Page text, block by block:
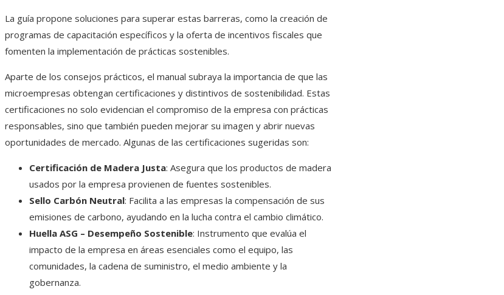
La guía propone soluciones para superar estas barreras, como la creación de
programas de capacitación específicos y la oferta de incentivos fiscales que
fomenten la implementación de prácticas sostenibles.​
Aparte de los consejos prácticos, el manual subraya la importancia de que las
microempresas obtengan certificaciones y distintivos de sostenibilidad. Estas
certificaciones no solo evidencian el compromiso de la empresa con prácticas
responsables, sino que también pueden mejorar su imagen y abrir nuevas
oportunidades de mercado. Algunas de las certificaciones sugeridas son:​
Certificación de Madera Justa: Asegura que los productos de madera
usados por la empresa provienen de fuentes sostenibles.​
Sello Carbón Neutral: Facilita a las empresas la compensación de sus
emisiones de carbono, ayudando en la lucha contra el cambio climático.​
Huella ASG – Desempeño Sostenible: Instrumento que evalúa el
impacto de la empresa en áreas esenciales como el equipo, las
comunidades, la cadena de suministro, el medio ambiente y la
gobernanza.​